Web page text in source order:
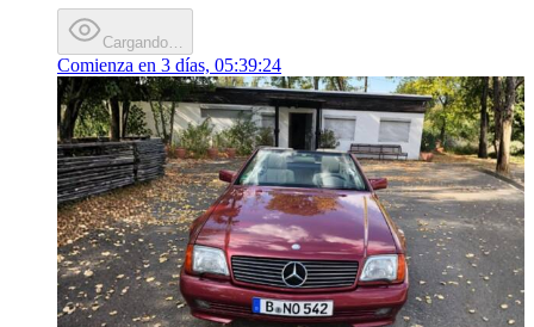
Cargando…
Comienza en 3 días, 05:39:24